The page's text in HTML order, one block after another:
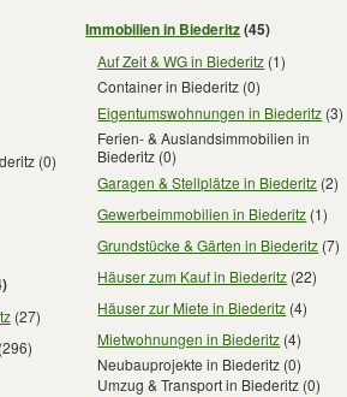
(0)
(27)
Immobilien in Biederitz(45)
Auf Zeit & WG in Biederitz (1)
Container in Biederitz (0)
Eigentumswohnungen in Biederitz (3)
Ferien- & Auslandsimmobilien in
Biederitz (0)
Garagen & Stellplätze in Biederitz (2)
Gewerbeimmobilien in Biederitz (1)
Grundstücke & Gärten in Biederitz (7)
Häuser zum Kauf in Biederitz (22)
Häuser zur Miete in Biederitz (4)
Mietwohnungen in Biederitz (4)
Neubauprojekte in Biederitz (0)
Umzug & Transport in Biederitz (0)